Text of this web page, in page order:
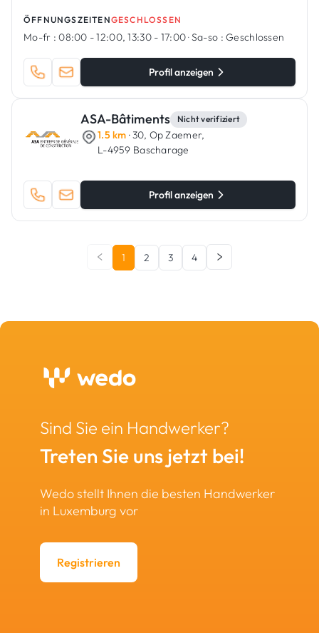
ÖFFNUNGSZEITENGESCHLOSSEN
Mo-fr : 08:00 - 12:00, 13:30 - 17:00·Sa-so : Geschlossen
Profil anzeigen
ASA-Bâtiments Nicht verifiziert
1.5 km · 30, Op Zaemer,
L-4959 Bascharage
Profil anzeigen
1 2 3 4
Sind Sie ein Handwerker?
Treten Sie uns jetzt bei!
Wedo stellt Ihnen die besten Handwerker
in Luxemburg vor
Registrieren